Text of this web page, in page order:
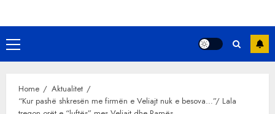
Primary
Menu
Home
Aktualitet
“Kur pashë shkresën me firmën e Veliajt nuk e besova…”/ Lala